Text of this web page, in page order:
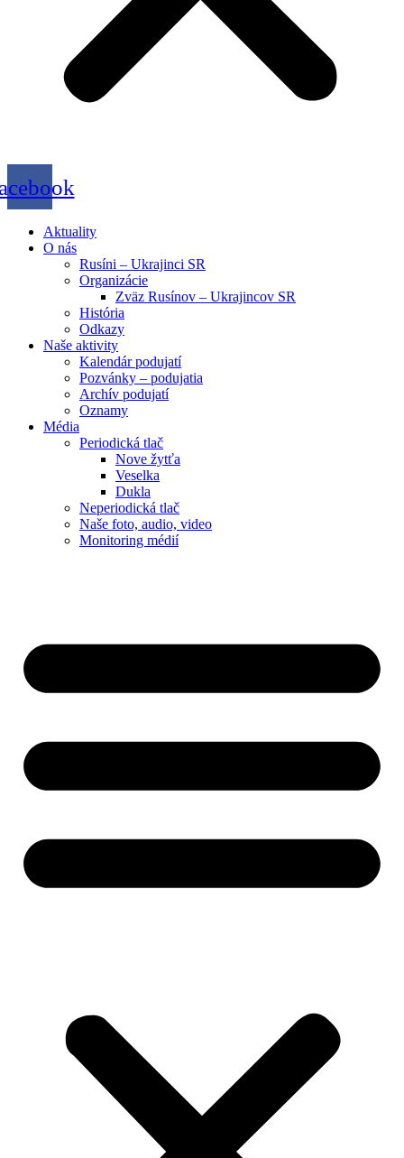
Aktuality
O nás
Rusíni – Ukrajinci SR
Organizácie
Zväz Rusínov – Ukrajincov SR
História
Odkazy
Naše aktivity
Kalendár podujatí
Pozvánky – podujatia
Archív podujatí
Oznamy
Média
Periodická tlač
Nove žytťa
Veselka
Dukla
Neperiodická tlač
Naše foto, audio, video
Monitoring médií